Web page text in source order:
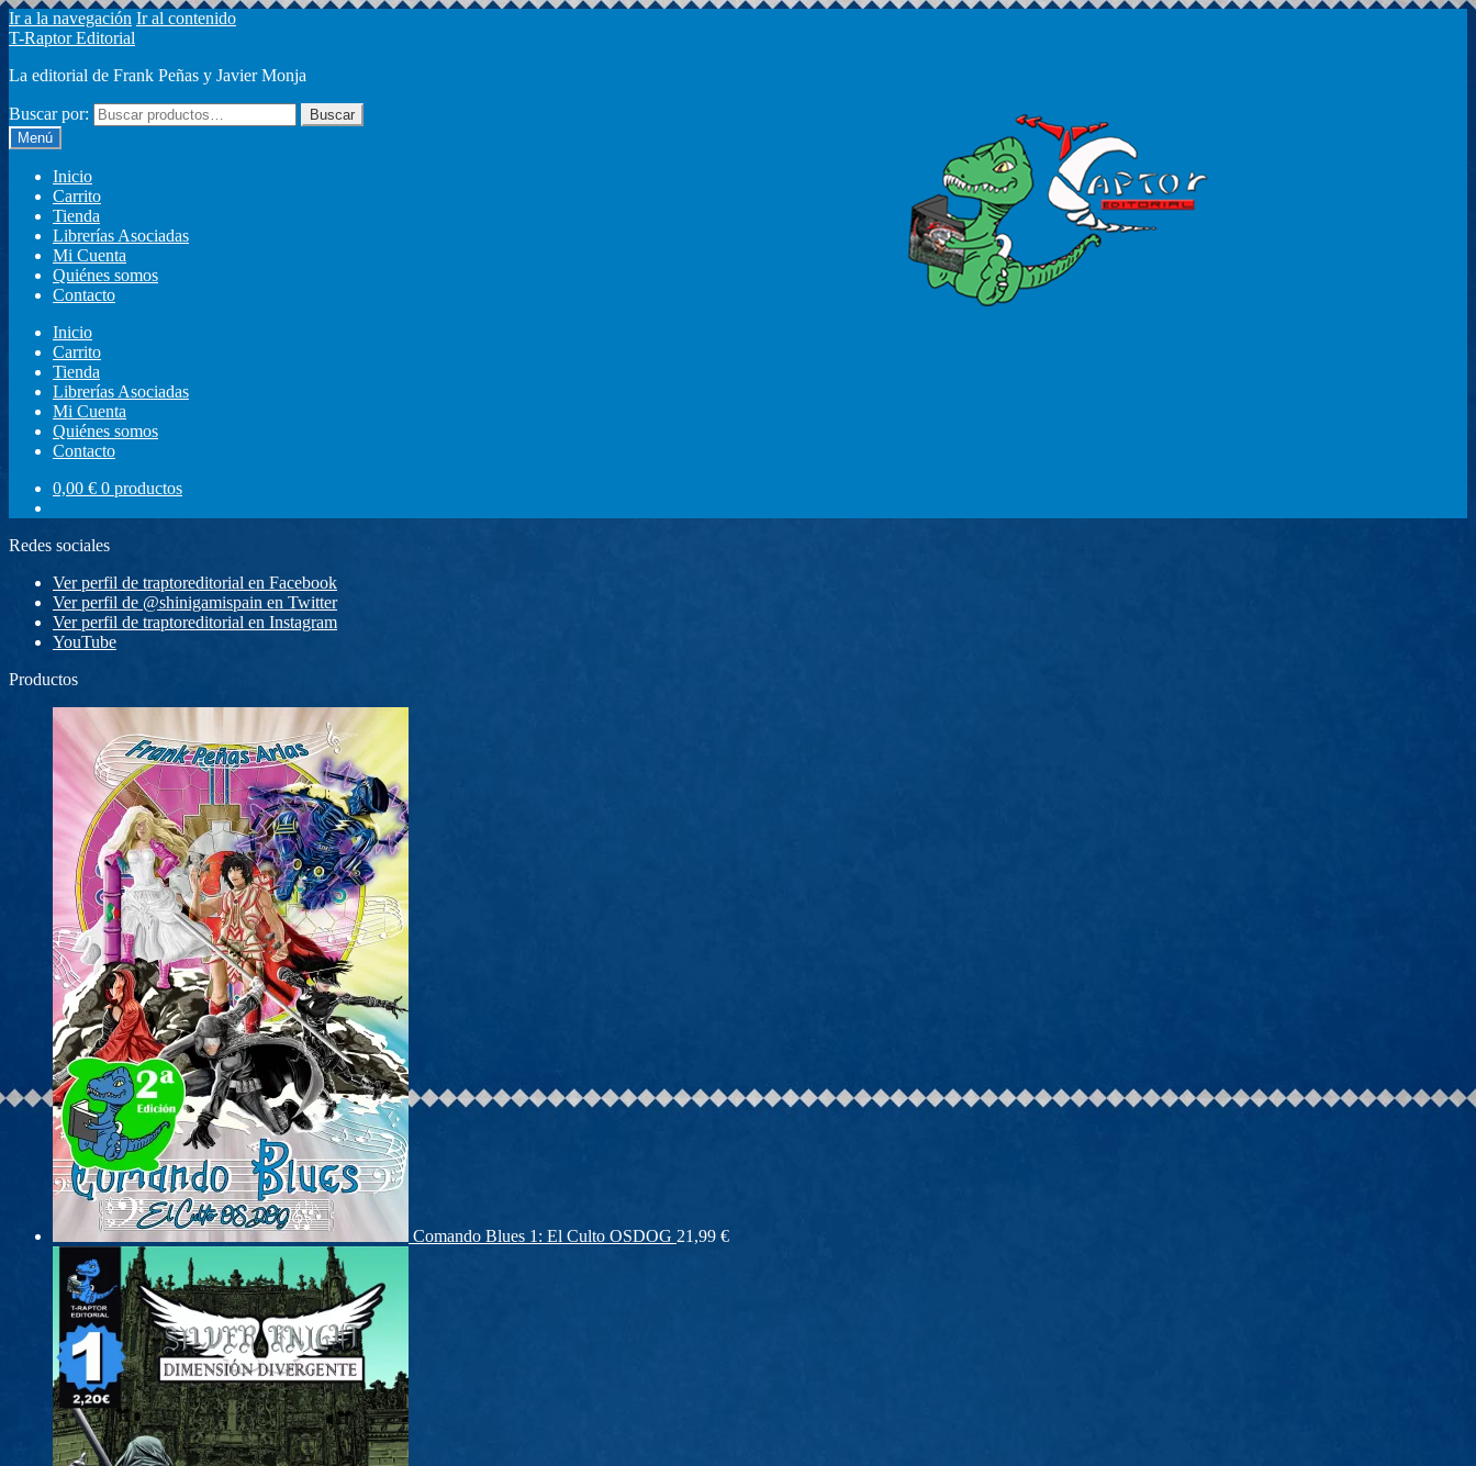
Ir a la navegación Ir al contenido
T-Raptor Editorial
La editorial de Frank Peñas y Javier Monja
Buscar por:
Buscar
Menú
Inicio
Carrito
Tienda
Librerías Asociadas
Mi Cuenta
Quiénes somos
Contacto
Inicio
Carrito
Tienda
Librerías Asociadas
Mi Cuenta
Quiénes somos
Contacto
0,00 € 0 productos
Redes sociales
Ver perfil de traptoreditorial en Facebook
Ver perfil de @shinigamispain en Twitter
Ver perfil de traptoreditorial en Instagram
YouTube
Productos
Comando Blues 1: El Culto OSDOG 21,99 €